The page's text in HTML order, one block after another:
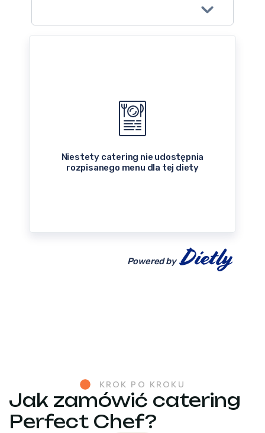
Niestety catering nie udostępnia
rozpisanego menu dla tej diety
Powered by
KROK PO KROKU
Jak zamówić catering
Perfect Chef?